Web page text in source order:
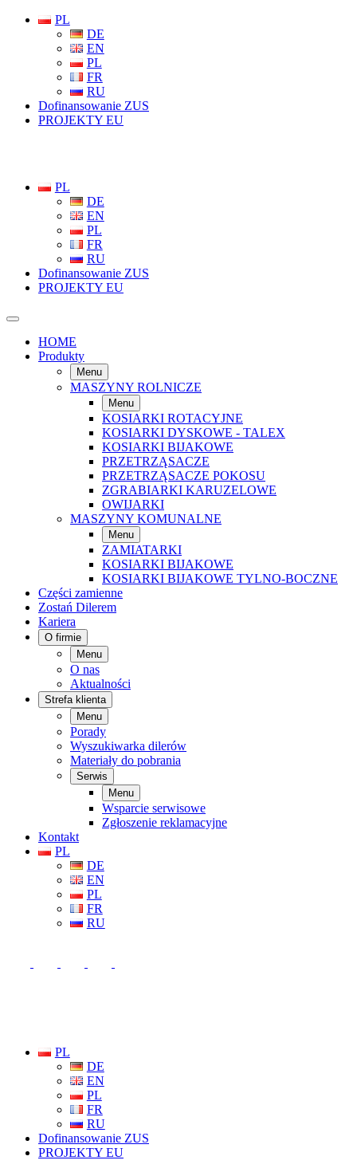
PL
DE
EN
PL
FR
RU
Dofinansowanie ZUS
PROJEKTY EU
PL
DE
EN
PL
FR
RU
Dofinansowanie ZUS
PROJEKTY EU
HOME
Produkty
Menu
MASZYNY ROLNICZE
Menu
KOSIARKI ROTACYJNE
KOSIARKI DYSKOWE - TALEX
KOSIARKI BIJAKOWE
PRZETRZĄSACZE
PRZETRZĄSACZE POKOSU
ZGRABIARKI KARUZELOWE
OWIJARKI
MASZYNY KOMUNALNE
Menu
ZAMIATARKI
KOSIARKI BIJAKOWE
KOSIARKI BIJAKOWE TYLNO-BOCZNE
Części zamienne
Zostań Dilerem
Kariera
O firmie
Menu
O nas
Aktualności
Strefa klienta
Menu
Porady
Wyszukiwarka dilerów
Materiały do pobrania
Serwis
Menu
Wsparcie serwisowe
Zgłoszenie reklamacyjne
Kontakt
PL
DE
EN
PL
FR
RU
PL
DE
EN
PL
FR
RU
Dofinansowanie ZUS
PROJEKTY EU